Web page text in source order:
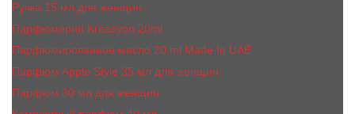
Ручка 15 мл для женщин
Парфюмерия Kreasyon 20ml
Парфюмированное масло 20 ml Made In UAE
Парфюм Apple Style 35 мл для женщин
Парфюм 30 мл для женщин